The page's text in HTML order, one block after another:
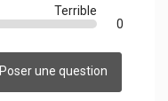
Terrible
0
Poser une question